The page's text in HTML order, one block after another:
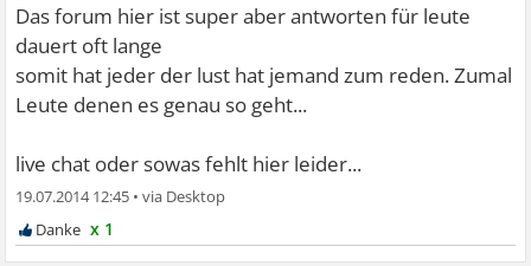
Das forum hier ist super aber antworten für leute
dauert oft lange
somit hat jeder der lust hat jemand zum reden. Zumal
Leute denen es genau so geht...
live chat oder sowas fehlt hier leider...
19.07.2014 12:45 •
x 1